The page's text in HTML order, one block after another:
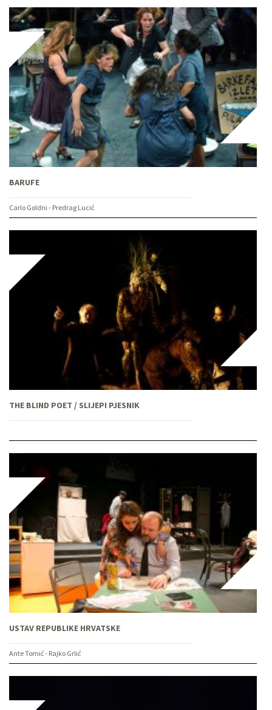
BARUFE
Carlo Goldni - Predrag Lucić
THE BLIND POET / SLIJEPI PJESNIK
USTAV REPUBLIKE HRVATSKE
Ante Tomić - Rajko Grlić